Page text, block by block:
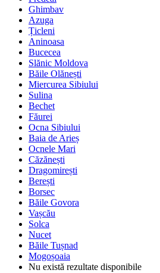
Ghimbav
Azuga
Țicleni
Aninoasa
Bucecea
Slănic Moldova
Băile Olănești
Miercurea Sibiului
Sulina
Bechet
Făurei
Ocna Sibiului
Baia de Arieș
Ocnele Mari
Căzănești
Dragomirești
Berești
Borsec
Băile Govora
Vașcău
Solca
Nucet
Băile Tușnad
Mogoșoaia
Nu există rezultate disponibile